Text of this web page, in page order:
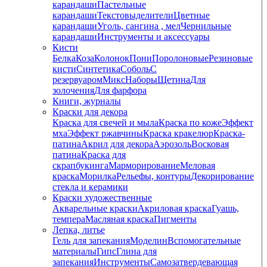
карандашиПастельные
карандашиТекстовыделителиЦветные
карандашиУголь, сангина , мелЧернильные
карандашиИнструменты и аксессуары
Кисти
БелкаКозаКолонокПониПоролоновыеРезиновые
кистиСинтетикаСобольС
резервуаромМиксНаборыЩетинаДля
золоченияДля фарфора
Книги, журналы
Краски для декора
Краска для свечей и мылаКраска по кожеЭффект
мхаЭффект ржавчиныКраска кракелюрКраска-
патинаАкрил для декораАэрозольВосковая
патинаКраска для
скрапбукингаМарморированиеМеловая
краскаМорилкаРельефы, контурыДекорирование
стекла и керамики
Краски художественные
Акварельные краскиАкриловая краскаГуашь,
темпераМасляная краскаПигменты
Лепка, литье
Гель для запеканияМоделинВспомогательные
материалыГипсГлина для
запеканияИнструментыСамозатвердевающая